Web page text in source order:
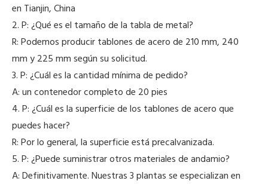
en Tianjin, China
2. P: ¿Qué es el tamaño de la tabla de metal?
R: Podemos producir tablones de acero de 210 mm, 240
mm y 225 mm según su solicitud.
3. P: ¿Cuál es la cantidad mínima de pedido?
A: un contenedor completo de 20 pies
4. P: ¿Cuál es la superficie de los tablones de acero que
puedes hacer?
R: Por lo general, la superficie está precalvanizada.
5. P: ¿Puede suministrar otros materiales de andamio?
A: Definitivamente. Nuestras 3 plantas se especializan en